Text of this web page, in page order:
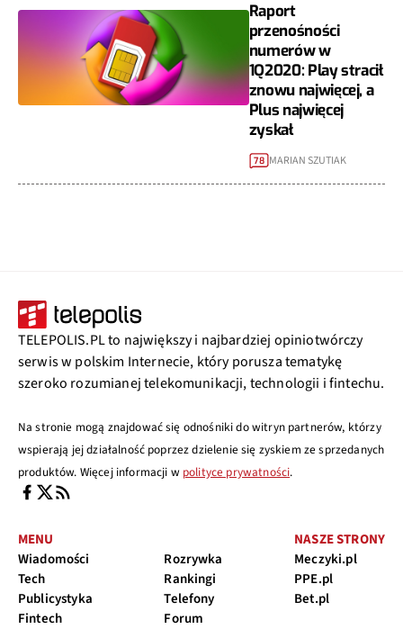
Raport
przenośności
numerów w
1Q2020: Play stracił
znowu najwięcej, a
Plus najwięcej
zyskał
78 MARIAN SZUTIAK
TELEPOLIS.PL to największy i najbardziej opiniotwórczy
serwis w polskim Internecie, który porusza tematykę
szeroko rozumianej telekomunikacji, technologii i fintechu.
Na stronie mogą znajdować się odnośniki do witryn partnerów, którzy
wspierają jej działalność poprzez dzielenie się zyskiem ze sprzedanych
produktów. Więcej informacji w polityce prywatności.
MENU
Wiadomości
Tech
Publicystyka
Fintech
Rozrywka
Rankingi
Telefony
Forum
NASZE STRONY
Meczyki.pl
PPE.pl
Bet.pl